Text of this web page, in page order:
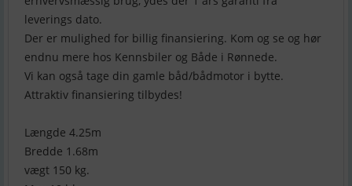
leverings dato.
Der er mulighed for billig finansiering. Kom og se og hør
endnu mere hos Kennsbiler og Både i Rønnede.
Vi kan også tage din gamle båd/bådmotor i bytte.
Attraktiv finansiering tilbydes!
Længde 4.25m
Bredde 1.68m
vægt 150 kg.